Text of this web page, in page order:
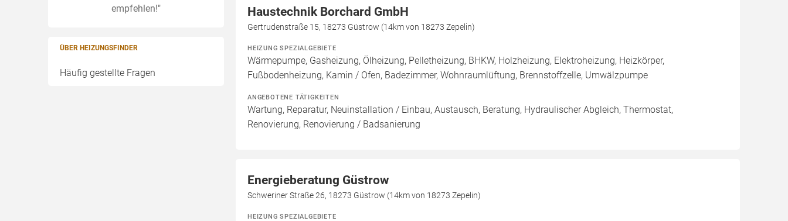
empfehlen!"
ÜBER HEIZUNGSFINDER
Häufig gestellte Fragen
Haustechnik Borchard GmbH
Gertrudenstraße 15, 18273 Güstrow (14km von 18273 Zepelin)
HEIZUNG SPEZIALGEBIETE
Wärmepumpe, Gasheizung, Ölheizung, Pelletheizung, BHKW, Holzheizung, Elektroheizung, Heizkörper,
Fußbodenheizung, Kamin / Ofen, Badezimmer, Wohnraumlüftung, Brennstoffzelle, Umwälzpumpe
ANGEBOTENE TÄTIGKEITEN
Wartung, Reparatur, Neuinstallation / Einbau, Austausch, Beratung, Hydraulischer Abgleich, Thermostat,
Renovierung, Renovierung / Badsanierung
Energieberatung Güstrow
Schweriner Straße 26, 18273 Güstrow (14km von 18273 Zepelin)
HEIZUNG SPEZIALGEBIETE